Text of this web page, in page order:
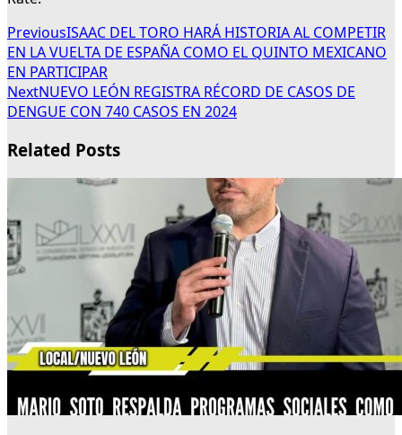
PreviousISAAC DEL TORO HARÁ HISTORIA AL COMPETIR
EN LA VUELTA DE ESPAÑA COMO EL QUINTO MEXICANO
EN PARTICIPAR
NextNUEVO LEÓN REGISTRA RÉCORD DE CASOS DE
DENGUE CON 740 CASOS EN 2024
Related Posts